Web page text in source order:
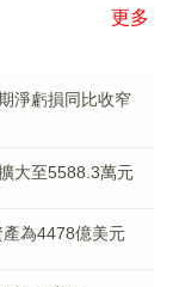
更多
淨虧損同比收窄
大至5588.3萬元
為4478億美元